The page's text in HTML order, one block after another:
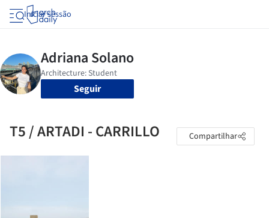
Iniciar sessão
Seguir
T5 / ARTADI - CARRILLO Compartilhar